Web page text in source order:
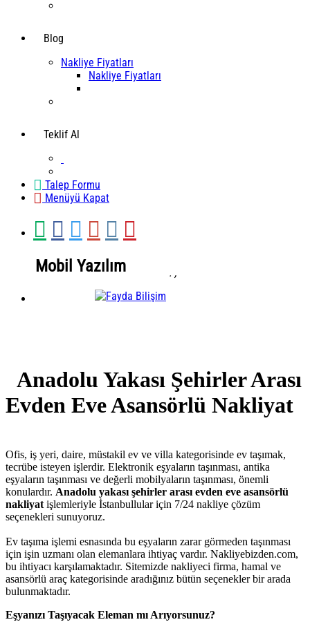
Blog
Nakliye Fiyatları
Nakliye Fiyatları
Teklif Al
Talep Formu
Menüyü Kapat
Mobil Yazılım . ,
Anadolu Yakası Şehirler Arası
Evden Eve Asansörlü Nakliyat
Ofis, iş yeri, daire, müstakil ev ve villa kategorisinde ev taşımak,
tecrübe isteyen işlerdir. Elektronik eşyaların taşınması, antika
eşyaların taşınması ve değerli mobilyaların taşınması, önemli
konulardır. Anadolu yakası şehirler arası evden eve asansörlü
nakliyat işlemleriyle İstanbullular için 7/24 nakliye çözüm
seçenekleri sunuyoruz.
Ev taşıma işlemi esnasında bu eşyaların zarar görmeden taşınması
için işin uzmanı olan elemanlara ihtiyaç vardır. Nakliyebizden.com,
bu ihtiyacı karşılamaktadır. Sitemizde nakliyeci firma, hamal ve
asansörlü araç kategorisinde aradığınız bütün seçenekler bir arada
bulunmaktadır.
Eşyanızı Taşıyacak Eleman mı Arıyorsunuz?